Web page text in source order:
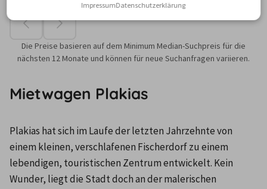
Die Preise basieren auf dem Minimum Median-Suchpreis für die
nächsten 12 Monate und können für neue Suchanfragen variieren.
Mietwagen Plakias
Plakias hat sich im Laufe der letzten Jahrzehnte von
einem kleinen, verschlafenen Fischerdorf zu einem
lebendigen, touristischen Zentrum entwickelt. Kein
Wunder, liegt die Stadt doch an der malerischen
ImpressumDatenschutzerklärung